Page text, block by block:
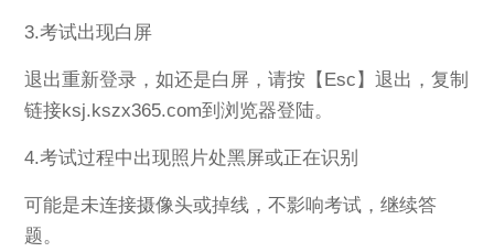
3.考试出现白屏
退出重新登录，如还是白屏，请按【Esc】退出，复制
链接ksj.kszx365.com到浏览器登陆。
4.考试过程中出现照片处黑屏或正在识别
可能是未连接摄像头或掉线，不影响考试，继续答
题。